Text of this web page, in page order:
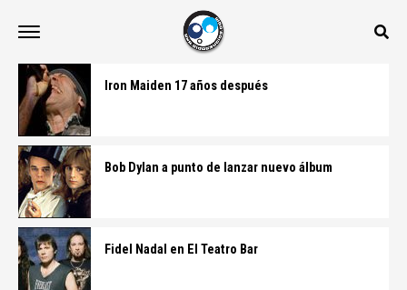
Iron Maiden 17 años después
Bob Dylan a punto de lanzar nuevo álbum
Fidel Nadal en El Teatro Bar